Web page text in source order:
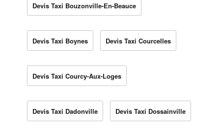
Devis Taxi Bouzonville-En-Beauce
Devis Taxi Boynes Devis Taxi Courcelles
Devis Taxi Courcy-Aux-Loges
Devis Taxi Dadonville Devis Taxi Dossainville